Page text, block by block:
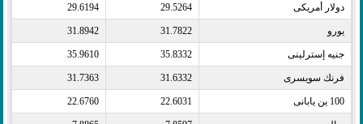
دولار أمريكى​ 29.5264
29.6194
يورو​ 31.7822
31.8942
جنيه إسترلينى​ 35.8332
35.9610
فرنك سويسرى​ 31.6332
31.7363
100 ين يابانى​ 22.6031
22.6760